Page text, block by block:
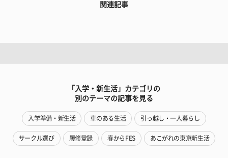
関連記事
「入学・新生活」カテゴリの
別のテーマの記事を見る
入学準備・新生活 車のある生活 引っ越し・一人暮らし
サークル選び 履修登録 春からFES あこがれの東京新生活